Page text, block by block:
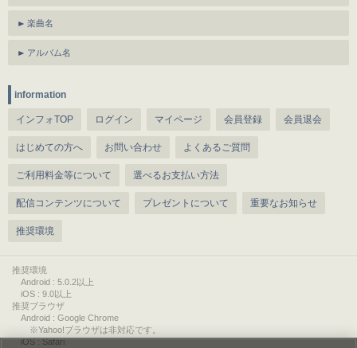
楽曲名
アルバム名
information
インフォTOP ログイン マイページ 会員登録 会員退会
はじめての方へ お問い合わせ よくあるご質問
ご利用料金等について 選べるお支払い方法
配信コンテンツについて プレゼントについて 重要なお知らせ
推奨環境
推奨環境
Android : 5.0.2以上
iOS : 9.0以上
推奨ブラウザ
Android : Google Chrome
※Yahoo!ブラウザは非対応です。
iOS : Safari